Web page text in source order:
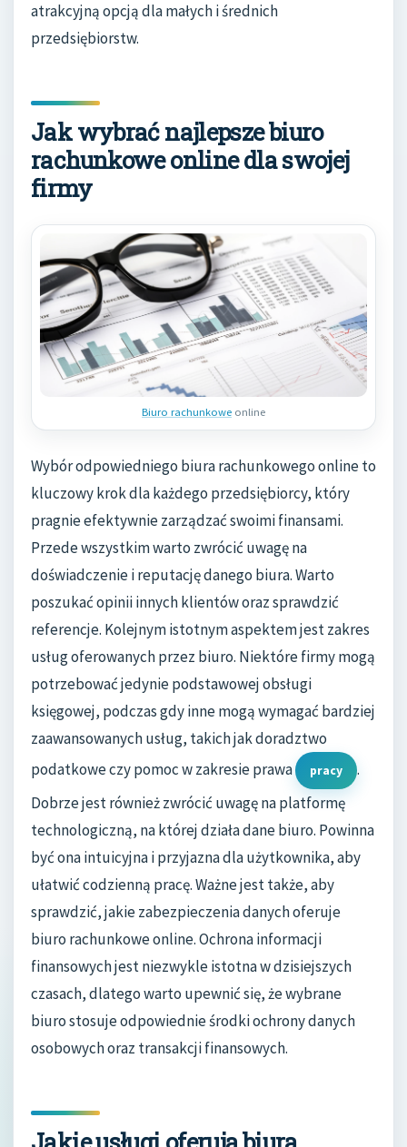
atrakcyjną opcją dla małych i średnich
przedsiębiorstw.
Jak wybrać najlepsze biuro
rachunkowe online dla swojej
firmy
Biuro rachunkowe online
Wybór odpowiedniego biura rachunkowego online to
kluczowy krok dla każdego przedsiębiorcy, który
pragnie efektywnie zarządzać swoimi finansami.
Przede wszystkim warto zwrócić uwagę na
doświadczenie i reputację danego biura. Warto
poszukać opinii innych klientów oraz sprawdzić
referencje. Kolejnym istotnym aspektem jest zakres
usług oferowanych przez biuro. Niektóre firmy mogą
potrzebować jedynie podstawowej obsługi
księgowej, podczas gdy inne mogą wymagać bardziej
zaawansowanych usług, takich jak doradztwo
podatkowe czy pomoc w zakresie prawa
pracy
.
Dobrze jest również zwrócić uwagę na platformę
technologiczną, na której działa dane biuro. Powinna
być ona intuicyjna i przyjazna dla użytkownika, aby
ułatwić codzienną pracę. Ważne jest także, aby
sprawdzić, jakie zabezpieczenia danych oferuje
biuro rachunkowe online. Ochrona informacji
finansowych jest niezwykle istotna w dzisiejszych
czasach, dlatego warto upewnić się, że wybrane
biuro stosuje odpowiednie środki ochrony danych
osobowych oraz transakcji finansowych.